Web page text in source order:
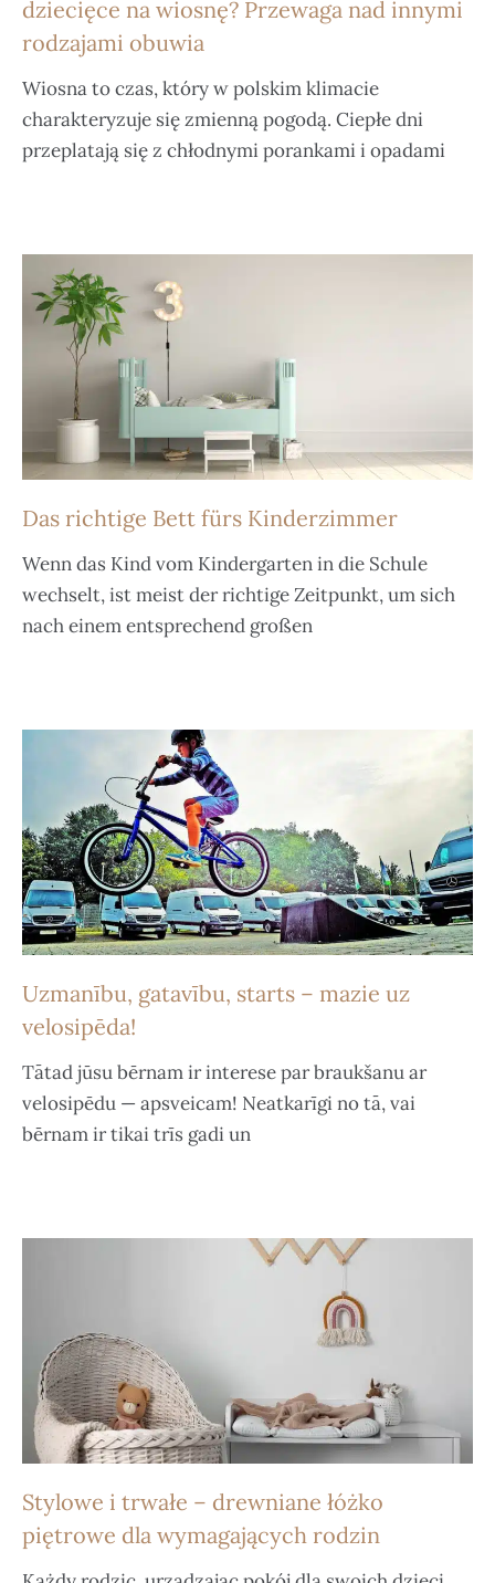
dziecięce na wiosnę? Przewaga nad innymi
rodzajami obuwia
Wiosna to czas, który w polskim klimacie
charakteryzuje się zmienną pogodą. Ciepłe dni
przeplatają się z chłodnymi porankami i opadami
Das richtige Bett fürs Kinderzimmer
Wenn das Kind vom Kindergarten in die Schule
wechselt, ist meist der richtige Zeitpunkt, um sich
nach einem entsprechend großen
Uzmanību, gatavību, starts – mazie uz
velosipēda!
Tātad jūsu bērnam ir interese par braukšanu ar
velosipēdu — apsveicam! Neatkarīgi no tā, vai
bērnam ir tikai trīs gadi un
Stylowe i trwałe – drewniane łóżko
piętrowe dla wymagających rodzin